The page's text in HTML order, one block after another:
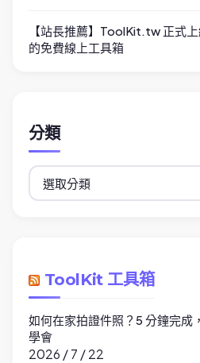
【站長推薦】ToolKit.tw 正式
的免費線上工具箱
分類
分
類
ToolKit 工具箱
如何在家拍證件照？5 分鐘完成
學會
2026 / 7 / 22